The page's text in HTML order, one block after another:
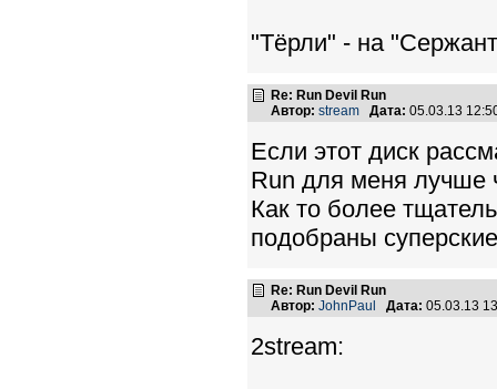
"Тёрли" - на
Re: Run Devil Run
Автор: stream Дата: 05.03.13
Если этот диск
Run для меня лучше
Как то более
подобраны
Re: Run Devil Run
Автор: JohnPaul Дата: 05.03.13
2stream: